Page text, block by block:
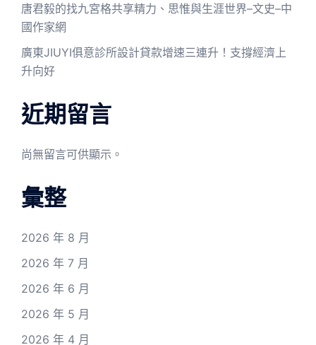
唐君毅的找九宮格共享精力、思惟與生涯世界–文史–中
國作家網
廣東JIUYI俱意診所設計貸款增速三連升！支撐經濟上
升向好
近期留言
尚無留言可供顯示。
彙整
2026 年 8 月
2026 年 7 月
2026 年 6 月
2026 年 5 月
2026 年 4 月